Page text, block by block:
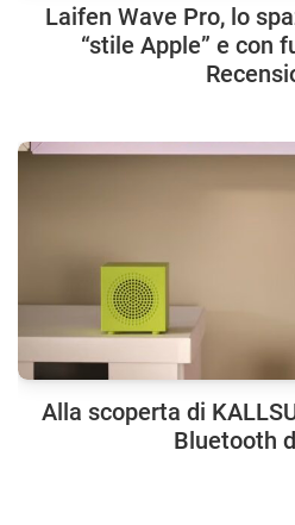
Laifen Wave Pro, lo
“stile Apple” e con
Alla scoperta di
Bluetooth